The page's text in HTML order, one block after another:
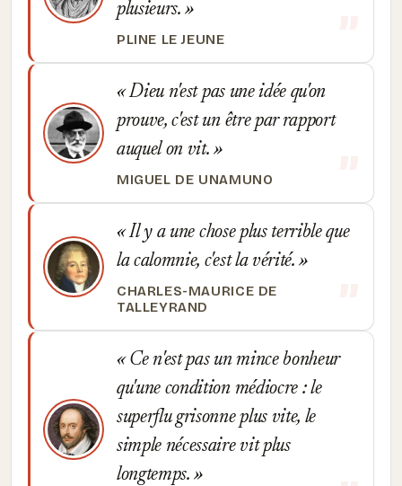
plusieurs.
PLINE LE JEUNE
Dieu n'est pas une idée qu'on
prouve, c'est un être par rapport
auquel on vit.
MIGUEL DE UNAMUNO
Il y a une chose plus terrible que
la calomnie, c'est la vérité.
CHARLES-MAURICE DE
TALLEYRAND
Ce n'est pas un mince bonheur
qu'une condition médiocre : le
superflu grisonne plus vite, le
simple nécessaire vit plus
longtemps.